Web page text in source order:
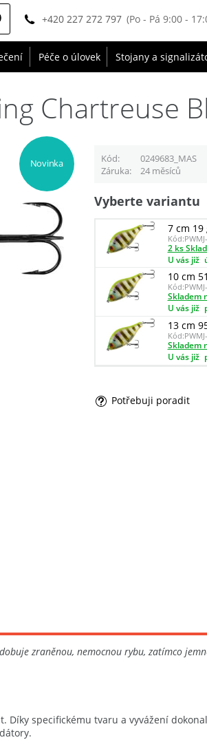
+420 227 272 797 (Po - Pá 9:00 -
Péče o úlovek Stojany a
Chartreuse
Novinka Kód
0249683_MAS
Záruka
24 měsíců
Vyberte variantu
7 cm 19
Kód:
2 ks
U vás již
10 cm
Kód:
Skladem
U vás již
13 cm
Kód:
Skladem
U vás již
Potřebuji poradit
zraněnou, nemocnou rybu, zatímco
specifickému tvaru a vyvážení